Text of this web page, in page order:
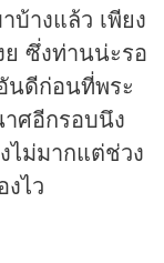
บ้างแล้ว เพียง
ย ซึ่งท่านน่ะรอ
นดีก่อนที่พระ
ศอีกรอบนึง
ไม่มากแต่ช่วง
ไว